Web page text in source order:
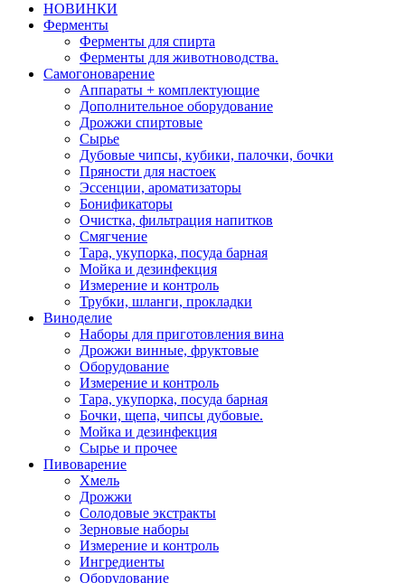
НОВИНКИ
Ферменты
Ферменты для спирта
Ферменты для животноводства.
Самогоноварение
Аппараты + комплектующие
Дополнительное оборудование
Дрожжи спиртовые
Сырье
Дубовые чипсы, кубики, палочки, бочки
Пряности для настоек
Эссенции, ароматизаторы
Бонификаторы
Очистка, фильтрация напитков
Смягчение
Тара, укупорка, посуда барная
Мойка и дезинфекция
Измерение и контроль
Трубки, шланги, прокладки
Виноделие
Наборы для приготовления вина
Дрожжи винные, фруктовые
Оборудование
Измерение и контроль
Тара, укупорка, посуда барная
Бочки, щепа, чипсы дубовые.
Мойка и дезинфекция
Сырье и прочее
Пивоварение
Хмель
Дрожжи
Солодовые экстракты
Зерновые наборы
Измерение и контроль
Ингредиенты
Оборудование